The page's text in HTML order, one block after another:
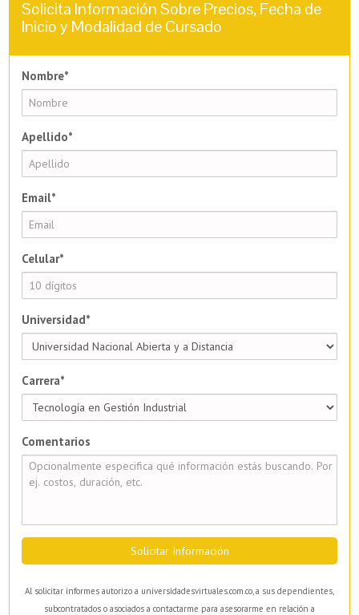
Solicita Información Sobre Precios, Fecha de
Inicio y Modalidad de Cursado
Nombre*
Apellido*
Email*
Celular*
Universidad*
Carrera*
Comentarios
Solicitar Información
Al solicitar informes autorizo a universidadesvirtuales.com.co, a sus dependientes,
subcontratados o asociados a contactarme para asesorarme en relación a